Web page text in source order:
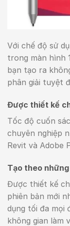
Với chế độ sử
trong màn hình
bạn tạo ra
phân giải tuyệt
Được thiết kế
Tốc độ cuốn
chuyên nghiệp
Revit và Adobe
Tạo theo
Được thiết kế
phiên bản mới
dụng tối đa mọi
không gian làm